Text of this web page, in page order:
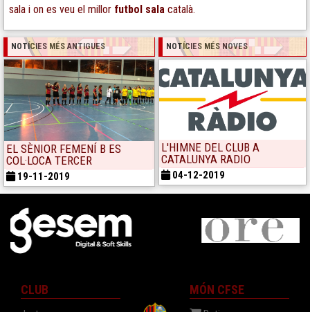
sala i on es veu el millor futbol sala català.
NOTÍCIES MÉS ANTIGUES
EL SÈNIOR FEMENÍ B ES
COL·LOCA TERCER
19-11-2019
NOTÍCIES MÉS NOVES
L'HIMNE DEL CLUB A
CATALUNYA RADIO
04-12-2019
CLUB MÓN CFSE